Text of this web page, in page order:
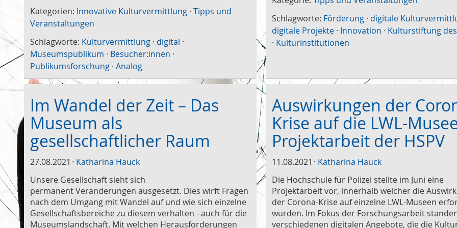
Kategorien: Innovative Kulturvermittlung · Tipps und
Veranstaltungen
Schlagworte: Kulturvermittlung · digital ·
Museumspublikum · Besucher:innen ·
Publikumsforschung · Analog
Schlagworte: Förderung · digitale
digitale Projekte · Innovation · Kulturstiftung
· Kulturinstitutionen
Im Wandel der Zeit – Das
Museum als
gesellschaftlicher Raum
27.08.2021
Katharina Hauck
Unsere Gesellschaft sieht sich
permanent Veränderungen ausgesetzt. Dies wirft Fragen
nach dem Umgang mit Wandel auf und wie sich einzelne
Gesellschaftsbereiche zu diesem verhalten - auch für die
Museumslandschaft. Mit welchen Herausforderungen
Auswirkungen der
Krise auf die LWL-
Projektarbeit der HSPV
11.08.2021
Katharina Hauck
Die Hochschule für Polizei stellte im Juni eine
Projektarbeit vor, innerhalb welcher die
der Corona-Krise auf einzelne LWL-Museen
wurden. Im Fokus der Forschungsarbeit
verschiedenen digitalen Angebote, die die